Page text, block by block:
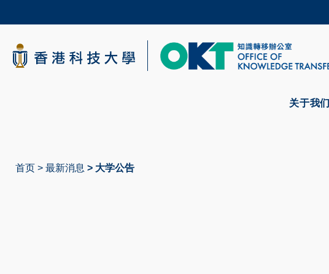
content
科大新闻
关于我们
首页 最新消息 大学公告